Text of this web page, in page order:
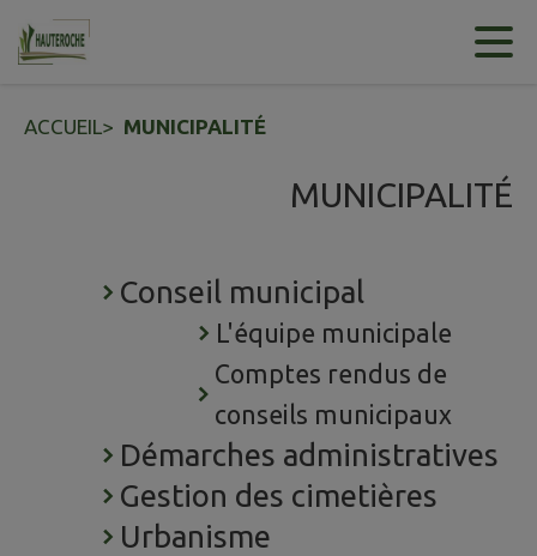
Contenu
ACCUEIL> MUNICIPALITÉ
MUNICIPALITÉ
Conseil municipal
L'équipe municipale
Comptes rendus de
conseils municipaux
Démarches administratives
Gestion des cimetières
Urbanisme